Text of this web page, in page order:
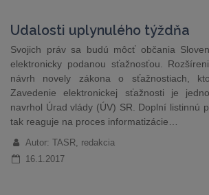
Udalosti uplynulého týždňa
Svojich práv sa budú môcť občania
elektronicky podanou sťažnosťou.
návrh novely zákona o sťažnostiach,
Zavedenie elektronickej sťažnosti je
navrhol Úrad vlády (ÚV) SR. Doplní listinnú
tak reaguje na proces informatizácie…
Autor: TASR, redakcia
16.1.2017